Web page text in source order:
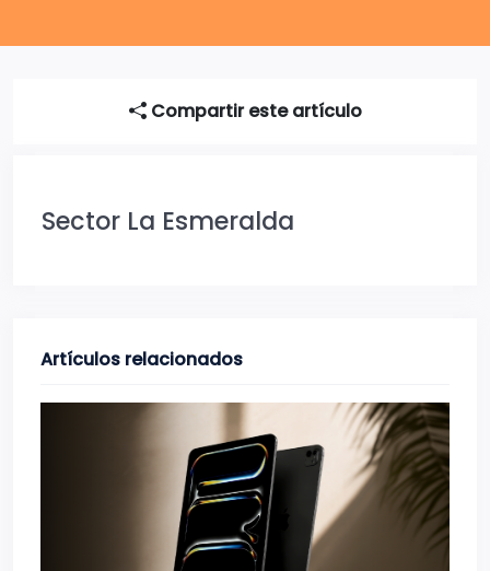
Compartir este artículo
Sector La Esmeralda
Artículos relacionados